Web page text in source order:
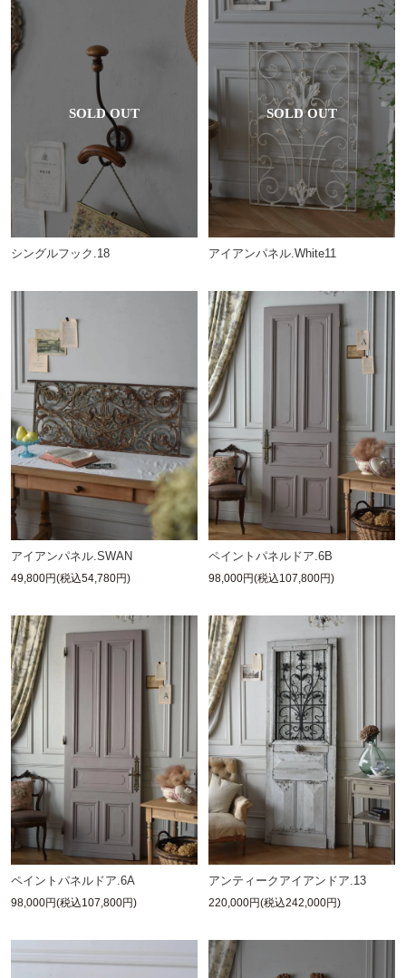
シングルフック.18 アイアンパネル.White11
アイアンパネル.SWAN
49,800円(税込54,780円)
ペイントパネルドア.6B
98,000円(税込107,800円)
ペイントパネルドア.6A
98,000円(税込107,800円)
アンティークアイアンドア.13
220,000円(税込242,000円)